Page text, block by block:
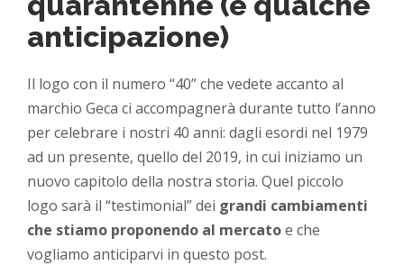
anticipazione)
Il logo con il numero “40” che vedete accanto al
marchio Geca ci accompagnerà durante tutto l’anno
per celebrare i nostri 40 anni: dagli esordi nel 1979
ad un presente, quello del 2019, in cui iniziamo un
nuovo capitolo della nostra storia. Quel piccolo
logo sarà il “testimonial” dei grandi cambiamenti
che stiamo proponendo al mercatoe che
vogliamo anticiparvi in questo post.